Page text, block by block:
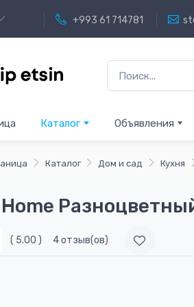
+993 61 714781
Каталог Объявления
Каталог Дом и сад Кухня
( 5.00 ) 4 отзыв(ов)